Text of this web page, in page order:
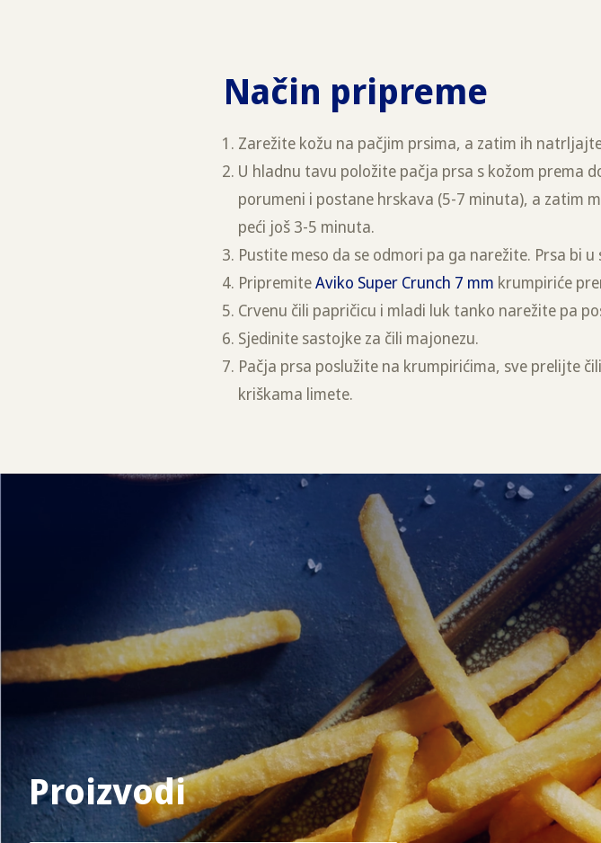
Način pripreme
Zarežite kožu na pačjim prsima, a zatim ih
U hladnu tavu položite pačja prsa s kožom prema
porumeni i postane hrskava (5-7 minuta), a zatim
peći još 3-5 minuta.
Pustite meso da se odmori pa ga narežite. Prsa bi
PripremiteAviko Super Crunch 7 mm krumpiriće
Crvenu čili papričicu i mladi luk tanko narežite pa
Sjedinite sastojke za čili majonezu.
Pačja prsa poslužite na krumpirićima, sve prelijte
kriškama limete.
Proizvodi